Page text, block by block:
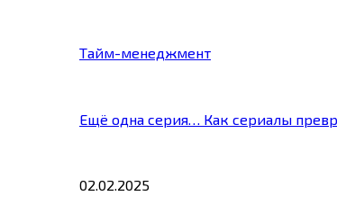
Тайм-менеджмент
Ещё одна серия… Как сериалы
02.02.2025